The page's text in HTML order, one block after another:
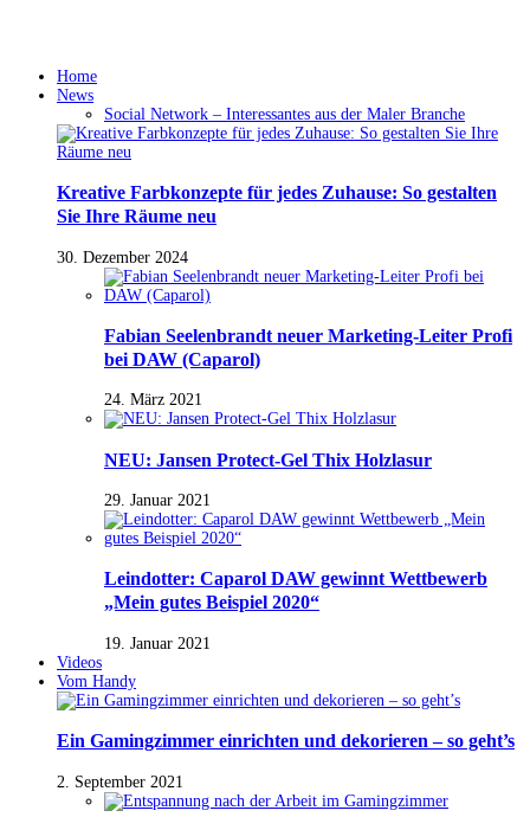
Home
News
Social Network – Interessantes aus der Maler Branche
Kreative Farbkonzepte für jedes Zuhause: So gestalten
Sie Ihre Räume neu
30. Dezember 2024
Fabian Seelenbrandt neuer Marketing-Leiter Profi
bei DAW (Caparol)
24. März 2021
NEU: Jansen Protect-Gel Thix Holzlasur
29. Januar 2021
Leindotter: Caparol DAW gewinnt Wettbewerb
„Mein gutes Beispiel 2020“
19. Januar 2021
Videos
Vom Handy
Ein Gamingzimmer einrichten und dekorieren – so geht’s
2. September 2021